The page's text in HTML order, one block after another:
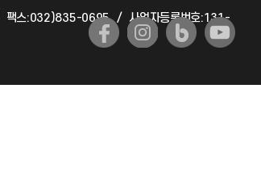
국제교류과
팩스:032)835-0695 / 사업자등록번호:131-